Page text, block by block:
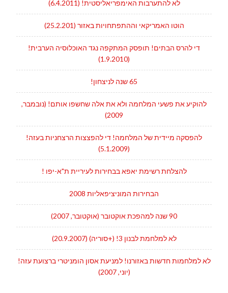
לא להתערבות האימפריאליסטית! (6.4.2011)
הוטו האמריקאי וההתפתחויות באזור (25.2.201)
די להרס הבתים! תופסק המתקפה נגד האוכלוסיה הערבית!
(1.9.2010)
65 שנה לניצחון!
להוקיע את פשעי המלחמה ולא את אלה שחשפו אותם! (נובמבר,
2009)
להפסקה מיידית של המלחמה! די להפצצות הרצחניות בעזה!
(5.1.2009)
להצלחת רשימת יאפא בבחירות לעיריית ת"א-יפו !
הבחירות המוניציפאליות 2008
90 שנה למהפכת אוקטובר (אוקטובר, 2007)
לא למלחמת לבנון 3! (+סוריה) (20.9.2007)
לא למלחמות חדשות באזורנו! למניעת אסון הומניטרי ברצועת עזה!
(יוני, 2007)